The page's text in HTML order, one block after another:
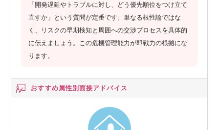
「開発遅延やトラブルに対し、どう優先順位をつけ立て
直すか」という質問が定番です。単なる根性論ではな
く、リスクの早期検知と周囲への交渉プロセスを具体的
に伝えましょう。この危機管理能力が即戦力の根拠にな
ります。
おすすめ属性別面接アドバイス